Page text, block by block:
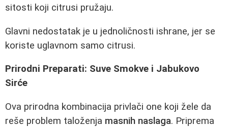
sitosti koji citrusi pružaju.
Glavni nedostatak je u jednoličnosti ishrane, jer se
koriste uglavnom samo citrusi.
Prirodni Preparati: Suve Smokve i Jabukovo
Sirće
Ova prirodna kombinacija privlači one koji žele da
reše problem taloženja masnih naslaga. Priprema